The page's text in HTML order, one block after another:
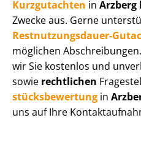
Kurzgutachten in Arzberg
Zwecke aus. Gerne
Rest­nut­zungs­dau­er-
möglichen
wir Sie kostenlos und
sowie rechtlichen
stücks­be­wer­tung in
uns auf Ihre